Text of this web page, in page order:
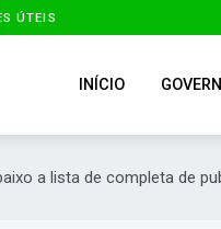
ÚTEIS
INÍCIO
a lista de completa de